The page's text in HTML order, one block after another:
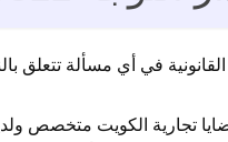
في أي مسألة تتعلق
تجارية الكويت متخصص